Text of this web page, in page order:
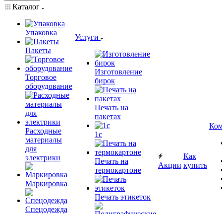
Каталог
Упаковка
Пакеты
Торговое
оборудование
Расходные
материалы
для
электрики
Маркировка
Спецодежда
Услуги
Изготовление
бирок
Печать на
пакетах
1c
Печать на
термокартоне
Печать этикеток
Акции
Как
купить